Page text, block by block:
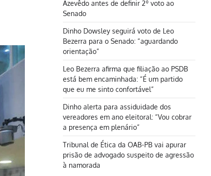
Azevêdo antes de definir 2º voto ao
Senado
Dinho Dowsley seguirá voto de Leo
Bezerra para o Senado: “aguardando
orientação”
Leo Bezerra afirma que filiação ao PSDB
está bem encaminhada: “É um partido
que eu me sinto confortável”
Dinho alerta para assiduidade dos
vereadores em ano eleitoral: “Vou cobrar
a presença em plenário”
Tribunal de Ética da OAB-PB vai apurar
prisão de advogado suspeito de agressão
à namorada